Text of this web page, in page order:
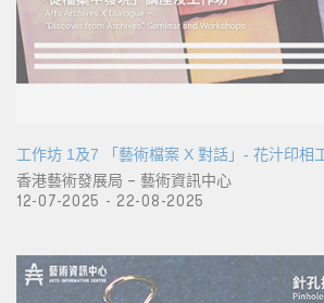
工作坊 1及7 「藝術檔案 X 對話」- 花汁印相
香港藝術發展局 – 藝術資訊中心
12-07-2025 - 22-08-2025